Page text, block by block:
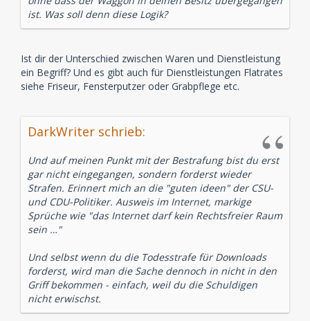
ist. Was soll denn diese Logik?
Ist dir der Unterschied zwischen Waren und Dienstleistung
ein Begriff? Und es gibt auch für Dienstleistungen Flatrates
siehe Friseur, Fensterputzer oder Grabpflege etc.
DarkWriter schrieb:
Und auf meinen Punkt mit der Bestrafung bist du erst
gar nicht eingegangen, sondern forderst wieder
Strafen. Erinnert mich an die "guten ideen" der CSU-
und CDU-Politiker. Ausweis im Internet, markige
Sprüche wie "das Internet darf kein Rechtsfreier Raum
sein …"
Und selbst wenn du die Todesstrafe für Downloads
forderst, wird man die Sache dennoch in nicht in den
Griff bekommen - einfach, weil du die Schuldigen
nicht erwischst.